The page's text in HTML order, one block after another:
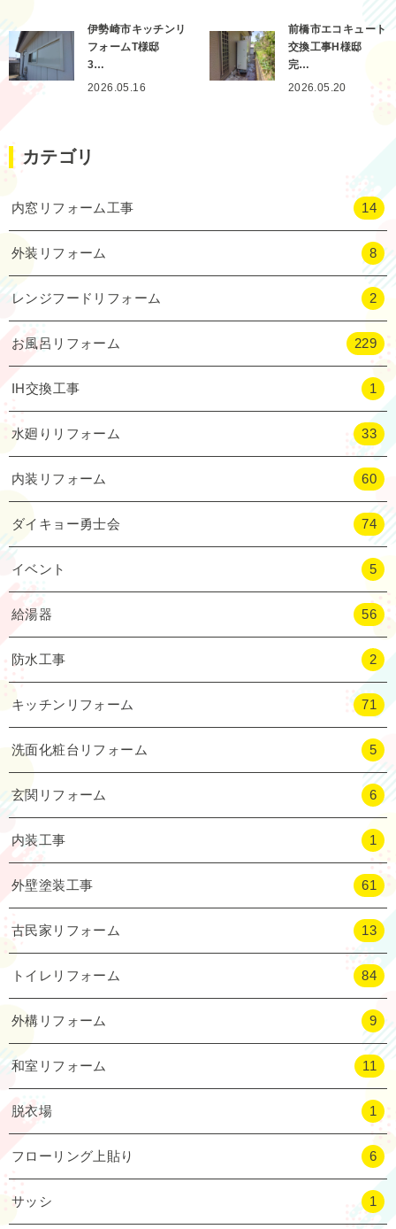
伊勢崎市キッチンリ
フォームT様邸
3…
2026.05.16
前橋市エコキュート
交換工事H様邸
完…
2026.05.20
カテゴリ
内窓リフォーム工事 14
外装リフォーム 8
レンジフードリフォーム 2
お風呂リフォーム 229
IH交換工事 1
水廻りリフォーム 33
内装リフォーム 60
ダイキョー勇士会 74
イベント 5
給湯器 56
防水工事 2
キッチンリフォーム 71
洗面化粧台リフォーム 5
玄関リフォーム 6
内装工事 1
外壁塗装工事 61
古民家リフォーム 13
トイレリフォーム 84
外構リフォーム 9
和室リフォーム 11
脱衣場 1
フローリング上貼り 6
サッシ 1